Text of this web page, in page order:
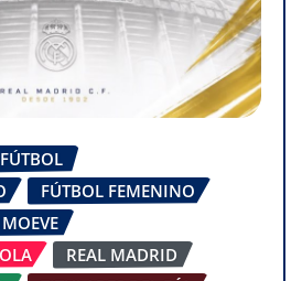
FÚTBOL
FÚTBOL FEMENINO
REAL MADRID